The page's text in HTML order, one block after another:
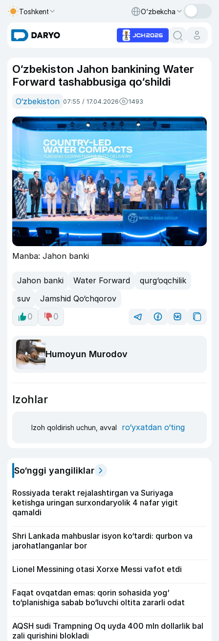
Toshkent O‘zbekcha
O‘zbekiston Jahon bankining Water
Forward tashabbusiga qo‘shildi
O‘zbekiston 07:55 / 17.04.2026 1493
Manba: Jahon banki
Jahon banki Water Forward
qurg‘oqchilik
suv
Jamshid Qo‘chqorov
0
0
Humoyun Murodov
Izohlar
Izoh qoldirish uchun, avval ro‘yxatdan o‘ting
So‘nggi yangiliklar
Rossiyada terakt rejalashtirgan va Suriyaga
ketishga uringan surxondaryolik 4 nafar yigit
qamaldi
Shri Lankada mahbuslar isyon ko‘tardi: qurbon va
jarohatlanganlar bor
Lionel Messining otasi Xorxe Messi vafot etdi
Faqat ovqatdan emas: qorin sohasida yog‘
to‘planishiga sabab bo‘luvchi oltita zararli odat
AQSH sudi Trampning Oq uyda 400 mln dollarlik bal
zali qurishini blokladi